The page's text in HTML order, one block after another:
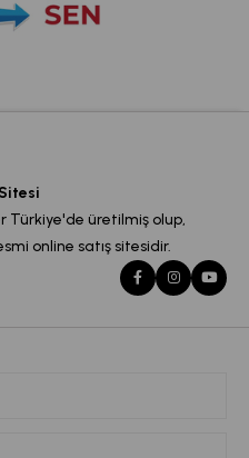
Türkiye'de üretilmiş olup,
online satış sitesidir.